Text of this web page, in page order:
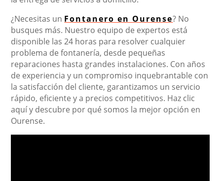
¿Necesitas un Fontanero en Ourense? No
busques más. Nuestro equipo de expertos está
disponible las 24 horas para resolver cualquier
problema de fontanería, desde pequeñas
reparaciones hasta grandes instalaciones. Con años
de experiencia y un compromiso inquebrantable con
la satisfacción del cliente, garantizamos un servicio
rápido, eficiente y a precios competitivos. Haz clic
aquí y descubre por qué somos la mejor opción en
Ourense.